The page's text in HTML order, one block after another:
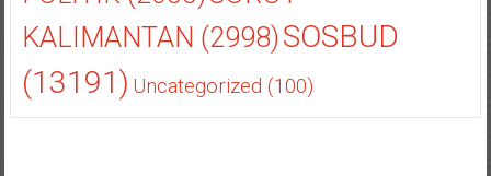
(2055) SOROT
KALIMANTAN
(2998)
(13191)